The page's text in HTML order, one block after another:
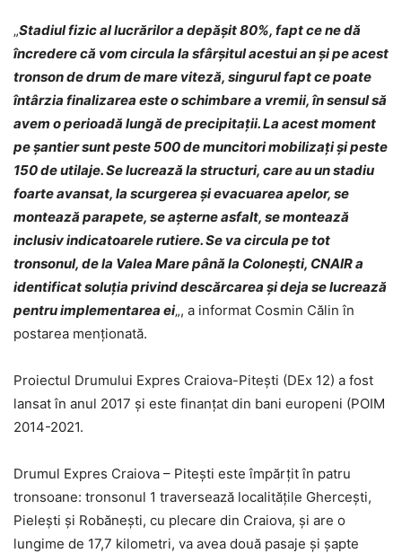
„Stadiul fizic al lucrărilor a depăşit 80%, fapt ce ne dă
încredere că vom circula la sfârşitul acestui an şi pe acest
tronson de drum de mare viteză, singurul fapt ce poate
întârzia finalizarea este o schimbare a vremii, în sensul să
avem o perioadă lungă de precipitaţii. La acest moment
pe şantier sunt peste 500 de muncitori mobilizaţi şi peste
150 de utilaje. Se lucrează la structuri, care au un stadiu
foarte avansat, la scurgerea şi evacuarea apelor, se
montează parapete, se aşterne asfalt, se montează
inclusiv indicatoarele rutiere. Se va circula pe tot
tronsonul, de la Valea Mare până la Coloneşti, CNAIR a
identificat soluţia privind descărcarea şi deja se lucrează
pentru implementarea ei„, a informat Cosmin Călin în
postarea menţionată.
Proiectul Drumului Expres Craiova-Piteşti (DEx 12) a fost
lansat în anul 2017 şi este finanţat din bani europeni (POIM
2014-2021.
Drumul Expres Craiova – Piteşti este împărţit în patru
tronsoane: tronsonul 1 traversează localităţile Gherceşti,
Pieleşti şi Robăneşti, cu plecare din Craiova, şi are o
lungime de 17,7 kilometri, va avea două pasaje şi şapte